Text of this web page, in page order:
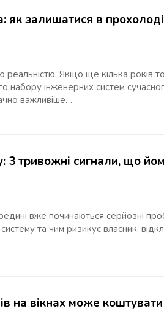
залишатися в
Якщо ще кілька років
набору інженерних систем
важливіше…
тривожні сигнали, що
вже починаються серйозні
та чим ризикує власник,
на вікнах може